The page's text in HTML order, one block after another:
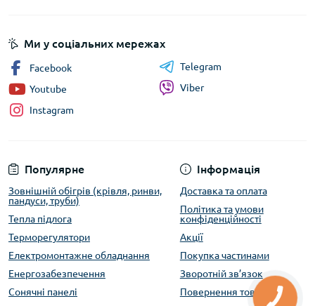
Популярне
Зовнішній обігрів (крівля, ринви,
пандуси, труби)
Тепла підлога
Терморегулятори
Електромонтажне обладнання
Енергозабезпечення
Сонячні панелі
Інформація
Доставка та оплата
Політика та умови
конфіденційності
Акції
Покупка частинами
Зворотній зв’язок
Повернення товару
Ми у соціальних мережах
Facebook
Youtube
Instagram
Telegram
Viber